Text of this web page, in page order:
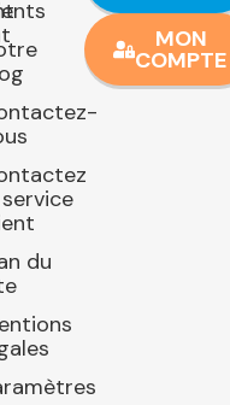
du
MON
COMPTE